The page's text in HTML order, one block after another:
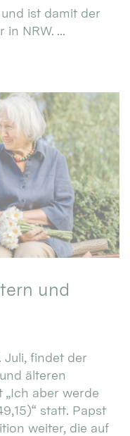
ist damit der
NRW. ...
und
Juli, findet der
älteren
aber werde
statt. Papst
weiter, die auf